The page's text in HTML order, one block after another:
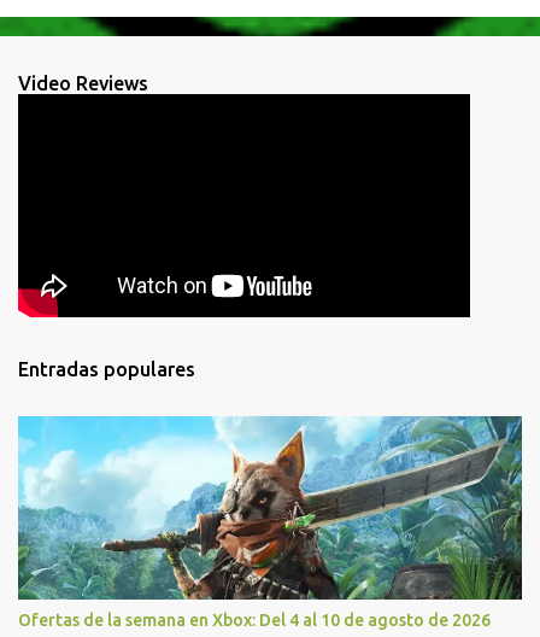
Video Reviews
Entradas populares
Ofertas de la semana en Xbox: Del 4 al 10 de agosto de 2026